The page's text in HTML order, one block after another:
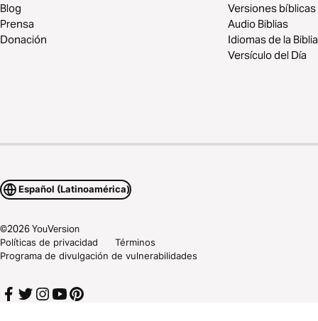
Blog
Prensa
Donación
Versiones bíblicas
Audio Biblias
Idiomas de la Biblia
Versículo del Día
Español (Latinoamérica)
©2026YouVersion
Políticas de privacidad
Términos
Programa de divulgación de vulnerabilidades